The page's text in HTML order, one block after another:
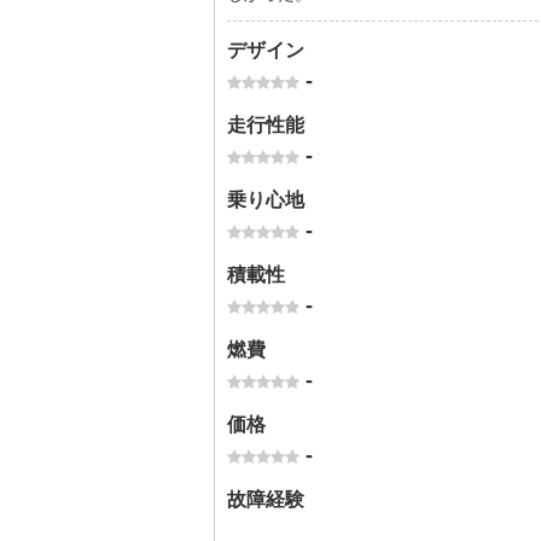
デザイン
-
走行性能
-
乗り心地
-
積載性
-
燃費
-
価格
-
故障経験